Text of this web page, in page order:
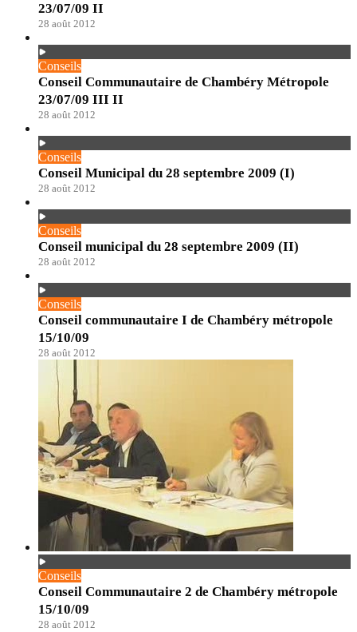
23/07/09 II
28 août 2012
Conseils
Conseil Communautaire de Chambéry Métropole
23/07/09 III II
28 août 2012
Conseils
Conseil Municipal du 28 septembre 2009 (I)
28 août 2012
Conseils
Conseil municipal du 28 septembre 2009 (II)
28 août 2012
Conseils
Conseil communautaire I de Chambéry métropole
15/10/09
28 août 2012
Conseils
Conseil Communautaire 2 de Chambéry métropole
15/10/09
28 août 2012